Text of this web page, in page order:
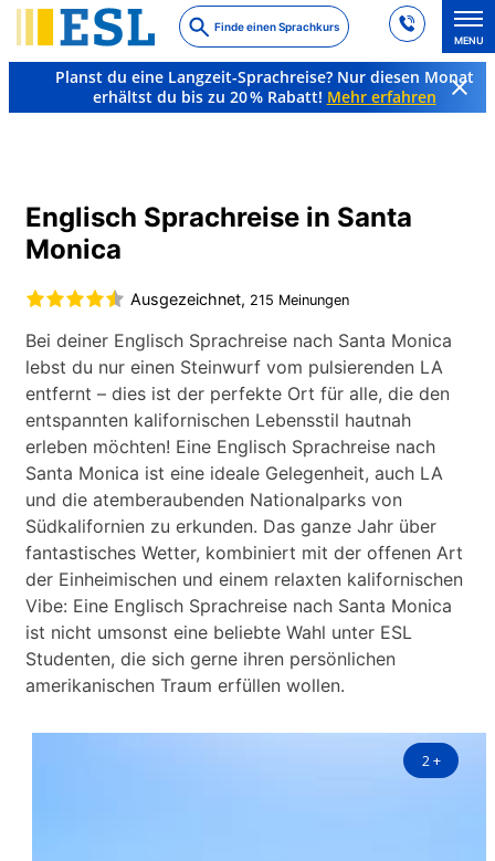
to
main
content
Finde einen Sprachkurs
MENU
Planst du eine Langzeit-Sprachreise? Nur diesen Monat
erhältst du bis zu 20 % Rabatt! Mehr erfahren
Englisch Sprachreise in Santa
Monica
Ausgezeichnet, 215 Meinungen
Bei deiner Englisch Sprachreise nach Santa Monica
lebst du nur einen Steinwurf vom pulsierenden LA
entfernt – dies ist der perfekte Ort für alle, die den
entspannten kalifornischen Lebensstil hautnah
erleben möchten! Eine Englisch Sprachreise nach
Santa Monica ist eine ideale Gelegenheit, auch LA
und die atemberaubenden Nationalparks von
Südkalifornien zu erkunden. Das ganze Jahr über
fantastisches Wetter, kombiniert mit der offenen Art
der Einheimischen und einem relaxten kalifornischen
Vibe: Eine Englisch Sprachreise nach Santa Monica
ist nicht umsonst eine beliebte Wahl unter ESL
Studenten, die sich gerne ihren persönlichen
amerikanischen Traum erfüllen wollen.
2+